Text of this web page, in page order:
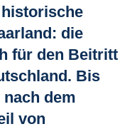
die
für den Beitritt
Bis
dem
von